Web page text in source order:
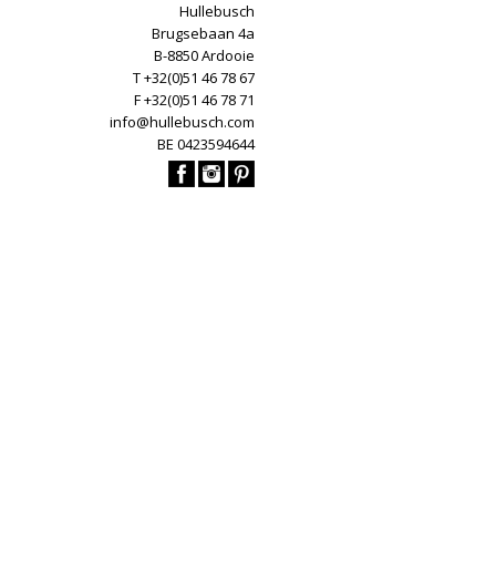
Hullebusch
Brugsebaan 4a
B-8850 Ardooie
T +32(0)51 46 78 67
F +32(0)51 46 78 71
info@hullebusch.com
BE 0423594644